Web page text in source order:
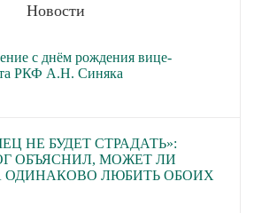
Новости
с днём рождения вице-
РКФ А.Н. Синяка
НЕ БУДЕТ СТРАДАТЬ»:
ОБЪЯСНИЛ, МОЖЕТ ЛИ
ОДИНАКОВО ЛЮБИТЬ ОБОИХ